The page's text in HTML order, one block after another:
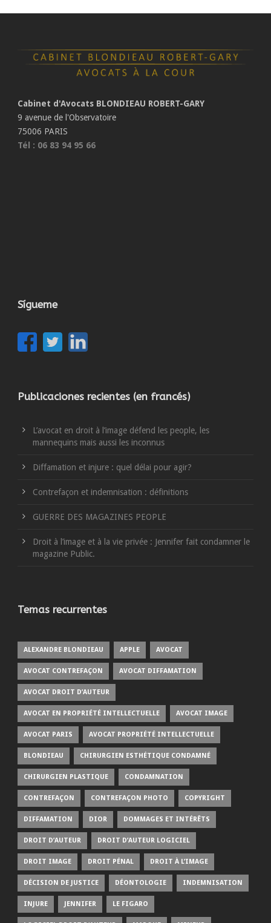
Cabinet d'Avocats BLONDIEAU ROBERT-GARY
9 avenue de l'Observatoire
75006 PARIS
Tél : 06 83 94 95 66
Sígueme
Publicaciones recientes (en francés)
L’avocat en droit à l’image défend les people, les
mannequins mais aussi les inconnus
Diffamation et injure : quel délai pour agir?
Contrefaçon et indemnisation : définitions
GUERRE DES MAGAZINES PEOPLE
Droit à l’image et à la vie privée : Jennifer fait condamner le
magazine Public.
Temas recurrentes
ALEXANDRE BLONDIEAU APPLE AVOCAT
AVOCAT CONTREFAÇON AVOCAT DIFFAMATION
AVOCAT DROIT D’AUTEUR
AVOCAT EN PROPRIÉTÉ INTELLECTUELLE AVOCAT IMAGE
AVOCAT PARIS AVOCAT PROPRIÉTÉ INTELLECTUELLE
BLONDIEAU CHIRURGIEN ESTHÉTIQUE CONDAMNÉ
CHIRURGIEN PLASTIQUE CONDAMNATION
CONTREFAÇON CONTREFAÇON PHOTO COPYRIGHT
DIFFAMATION DIOR DOMMAGES ET INTÉRÊTS
DROIT D’AUTEUR DROIT D’AUTEUR LOGICIEL
DROIT IMAGE DROIT PÉNAL DROIT À L’IMAGE
DÉCISION DE JUSTICE DÉONTOLOGIE INDEMNISATION
INJURE JENNIFER LE FIGARO